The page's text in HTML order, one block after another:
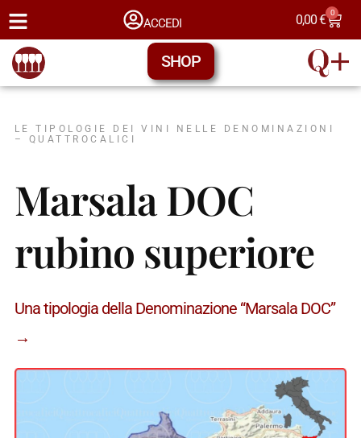
ACCEDI 0,00€ 0
SHOP
LE TIPOLOGIE DEI VINI NELLE DENOMINAZIONI
– QUATTROCALICI
Marsala DOC
rubino superiore
Una tipologia della Denominazione “Marsala DOC”
→